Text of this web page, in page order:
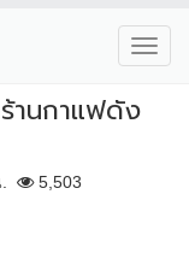
านกาแฟดัง
5,503